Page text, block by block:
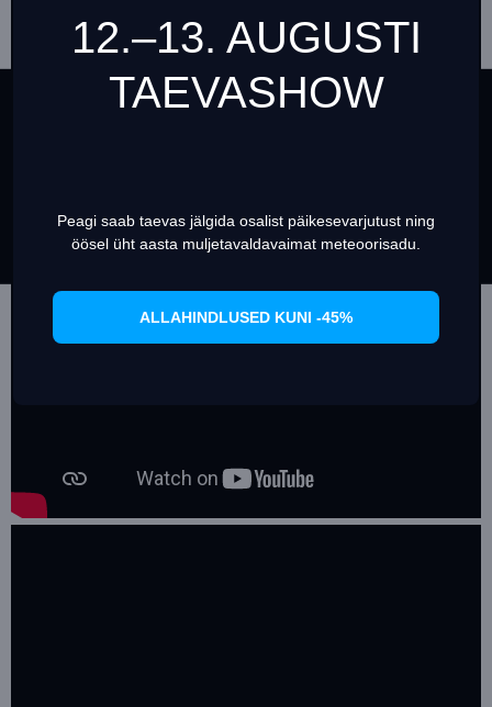
Set Prefrences Allow Cookies
12.–13. AUGUSTI
TAEVASHOW
Peagi saab taevas jälgida osalist päikesevarjutust ning
öösel üht aasta muljetavaldavaimat meteoorisadu.
ALLAHINDLUSED KUNI -45%